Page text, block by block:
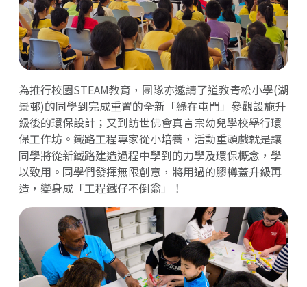
為推行校園STEAM教育，團隊亦邀請了道教青松小學(湖
景邨)的同學到完成重置的全新「綠在屯門」參觀設施升
級後的環保設計；又到訪世佛會真言宗幼兒學校舉行環
保工作坊。鐵路工程專家從小培養，活動重頭戲就是讓
同學將從新鐵路建造過程中學到的力學及環保概念，學
以致用。同學們發揮無限創意，將用過的膠樽蓋升級再
造，變身成「工程鐵仔不倒翁」！